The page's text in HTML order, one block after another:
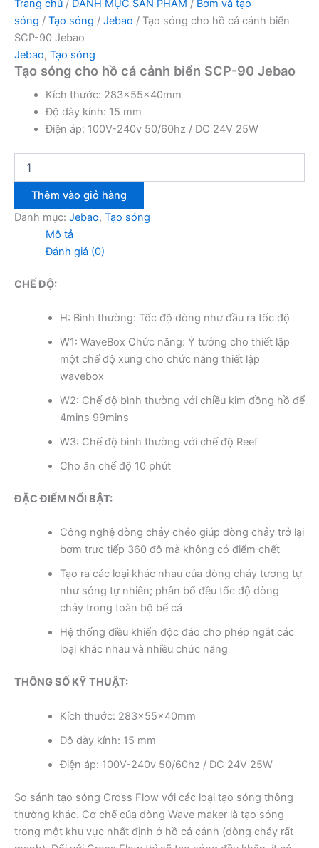
Trang chủ / DANH MỤC SẢN PHẨM / Bơm và tạo
sóng / Tạo sóng / Jebao / Tạo sóng cho hồ cá cảnh biển
SCP-90 Jebao
Jebao, Tạo sóng
Tạo sóng cho hồ cá cảnh biển SCP-90 Jebao
Kích thước: 283x55x40mm
Độ dày kính: 15 mm
Điện áp: 100V-240v 50/60hz / DC 24V 25W
Thêm vào giỏ hàng
Danh mục: Jebao, Tạo sóng
Mô tả
Đánh giá (0)
CHẾ ĐỘ:
H: Bình thường: Tốc độ dòng như đầu ra tốc độ
W1: WaveBox Chức năng: Ý tưởng cho thiết lập
một chế độ xung cho chức năng thiết lập
wavebox
W2: Chế độ bình thường với chiều kim đồng hồ để
4mins 99mins
W3: Chế độ bình thường với chế độ Reef
Cho ăn chế độ 10 phút
ĐẶC ĐIỂM NỔI BẬT:
Công nghệ dòng chảy chéo giúp dòng chảy trở lại
bơm trực tiếp 360 độ mà không có điểm chết
Tạo ra các loại khác nhau của dòng chảy tương tự
như sóng tự nhiên; phân bố đều tốc độ dòng
chảy trong toàn bộ bể cá
Hệ thống điều khiển độc đáo cho phép ngắt các
loại khác nhau và nhiều chức năng
THÔNG SỐ KỸ THUẬT:
Kích thước: 283x55x40mm
Độ dày kính: 15 mm
Điện áp: 100V-240v 50/60hz / DC 24V 25W
So sánh tạo sóng Cross Flow với các loại tạo sóng thông
thường khác. Cơ chế của dòng Wave maker là tạo sóng
trong một khu vực nhất định ở hồ cá cảnh (dòng chảy rất